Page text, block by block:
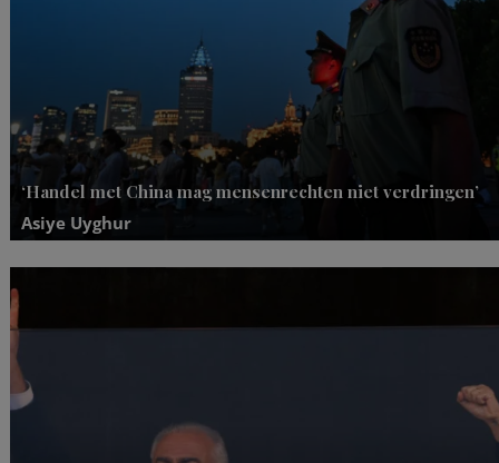
‘Handel met China mag mensenrechten niet verdringen’
Asiye Uyghur